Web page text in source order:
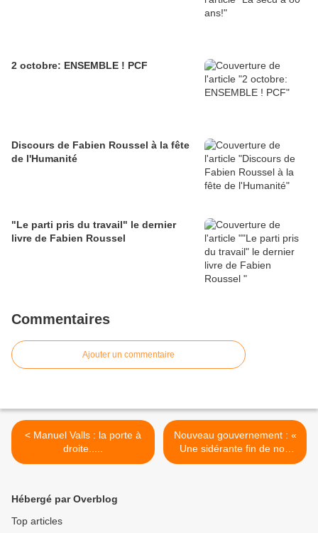
2 octobre: ENSEMBLE ! PCF
Discours de Fabien Roussel à la fête
de l'Humanité
"Le parti pris du travail" le dernier
livre de Fabien Roussel
Commentaires
Ajouter un commentaire
< Manuel Valls : la porte à
droite.....
Nouveau gouvernement : «
Une sidérante fin de non
recevoir » (Olivier
Hébergé par Overblog
Top articles